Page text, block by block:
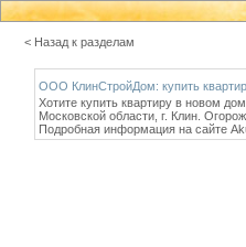
< Назад к разделам
ООО КлинСтройДом: купить
Хотите купить квартиру в новом
Московской области, г. Клин.
Подробная информация на сайте